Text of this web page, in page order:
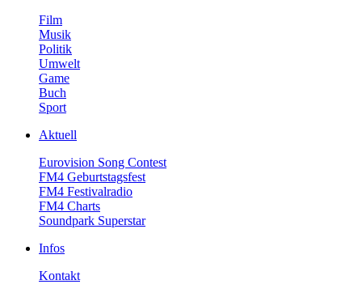
Film
Musik
Politik
Umwelt
Game
Buch
Sport
Aktuell
EurovisionSongContest
FM4Geburtstagsfest
FM4Festivalradio
FM4Charts
SoundparkSuperstar
Infos
Kontakt